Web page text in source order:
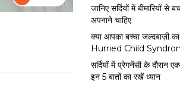
जानिए सर्दियों में बीमारियों से
अपनाने चाहिए
क्या आपका बच्चा जल्दबाज़ी का
Hurried Child
सर्द‍ियों में प्रेगनेंसी के दौरान
इन 5 बातों का रखें ध्यान